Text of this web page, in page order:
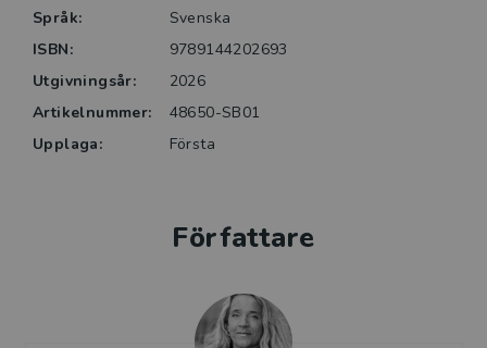
Språk:
Svenska
ISBN:
9789144202693
Utgivningsår:
2026
Artikelnummer:
48650-SB01
Upplaga:
Första
Författare